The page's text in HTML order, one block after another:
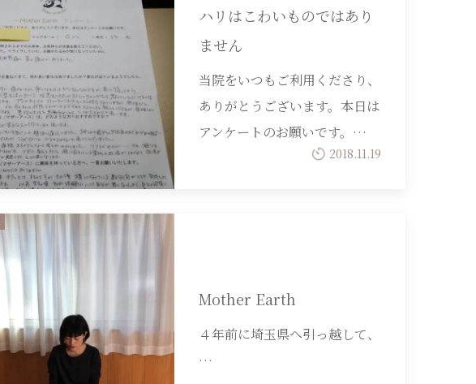
ハリはこわいものではあり
ません
当院をいつもご利用くださり、
ありがとうございます。本日は
アンケートのお願いです。…
2018.11.19
Mother Earth
４年前に埼玉県へ引っ越して、
…